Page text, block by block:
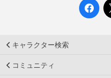
キャラクター検索
コミュニティ